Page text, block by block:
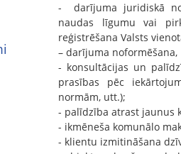
- darījuma juridiskā
naudas līgumu vai
reģistrēšana Valsts
– darījuma
- konsultācijas un
prasības pēc
normām, utt.);
- palīdzība atrast jaunus
- ikmēneša komunālo
- klientu izmitināšana